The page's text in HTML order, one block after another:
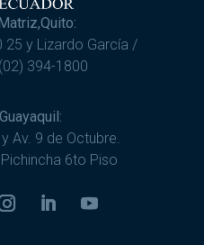
25 y Lizardo García /
(02) 394-1800
Av. 9 de Octubre.
6to Piso